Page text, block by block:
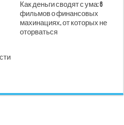
Как деньги сводят с ума: 6
фильмов о финансовых
махинациях, от которых не
оторваться